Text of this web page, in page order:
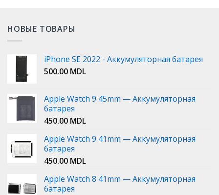
НОВЫЕ ТОВАРЫ
iPhone SE 2022 - Аккумуляторная батарея
500.00 MDL
Apple Watch 9 45mm — Аккумуляторная
батарея
450.00 MDL
Apple Watch 9 41mm — Аккумуляторная
батарея
450.00 MDL
Apple Watch 8 41mm — Аккумуляторная
батарея